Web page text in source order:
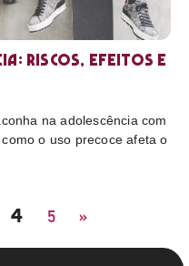
riscos, efeitos e
na adolescência com
o uso precoce afeta o
4 5 »